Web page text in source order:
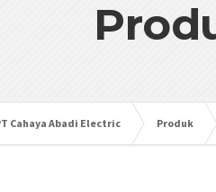
Cahaya Abadi Electric Produk